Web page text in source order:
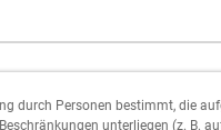
durch Personen bestimmt, die
unterliegen (z. B.